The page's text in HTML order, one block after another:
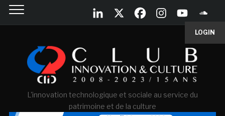
LOGIN
L'innovation technologique et sociale au service du
patrimoine et de la culture